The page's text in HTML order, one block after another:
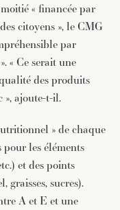
« financée par
citoyens », le CMG
par
« Ce serait une
des produits
», ajoute-t-il.
» de chaque
les éléments
et des points
graisses, sucres).
A et E et une